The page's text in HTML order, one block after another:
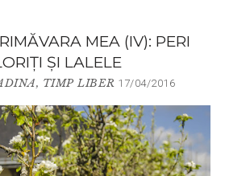
MEA (IV): PERI
ȘI LALELE
, TIMP LIBER 17/04/2016